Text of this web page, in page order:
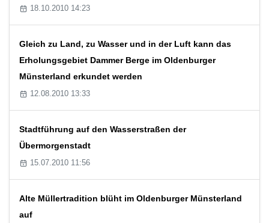
18.10.2010 14:23
Gleich zu Land, zu Wasser und in der Luft kann das
Erholungsgebiet Dammer Berge im Oldenburger
Münsterland erkundet werden
12.08.2010 13:33
Stadtführung auf den Wasserstraßen der
Übermorgenstadt
15.07.2010 11:56
Alte Müllertradition blüht im Oldenburger Münsterland
auf